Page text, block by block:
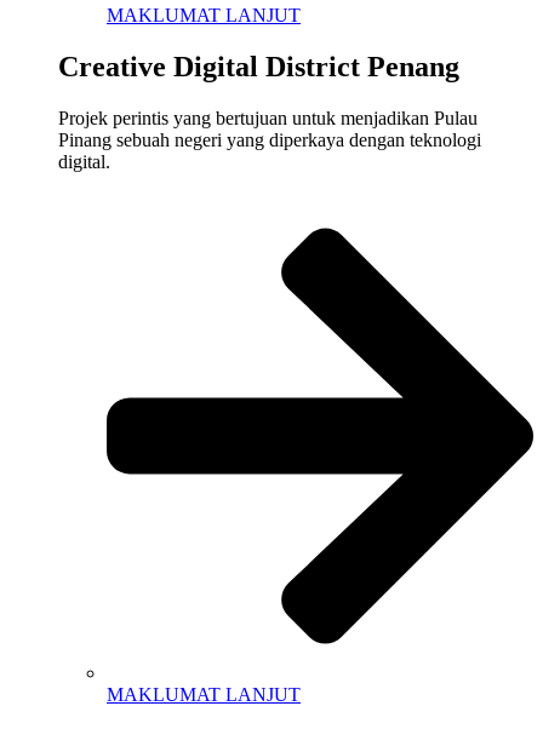
MAKLUMAT LANJUT
Creative Digital District Penang
Projek perintis yang bertujuan untuk menjadikan Pulau
Pinang sebuah negeri yang diperkaya dengan teknologi
digital.
MAKLUMAT LANJUT